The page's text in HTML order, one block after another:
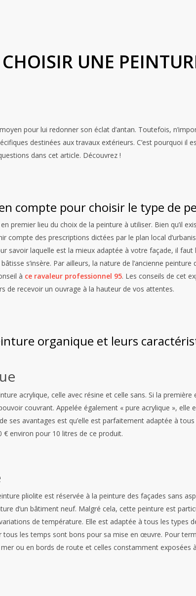
UNE
pour lui redonner son éclat d’antan. Toutefois,
destinées aux travaux extérieurs. C’est pourquoi
dans cet article. Découvrez !
compte pour choisir le type de
premier lieu du choix de la peinture à utiliser. Bien qu’il
compte des prescriptions dictées par le plan local
savoir laquelle est la mieux adaptée à votre façade, il
s’insère. Par ailleurs, la nature de l’ancienne
à ce ravaleur professionnel 95. Les conseils de cet
de recevoir un ouvrage à la hauteur de vos attentes.
organique et leurs
acrylique, celle avec résine et celle sans. Si la
couvrant. Appelée également « pure acrylique »,
ses avantages est qu’elle est parfaitement adaptée à
€ environ pour 10 litres de ce produit.
pliolite est réservée à la peinture des façades sans
d’un bâtiment neuf. Malgré cela, cette peinture est
de température. Elle est adaptée à tous les types
les temps sont bons pour sa mise en œuvre. Pour
ou en bords de route et celles constamment exposées